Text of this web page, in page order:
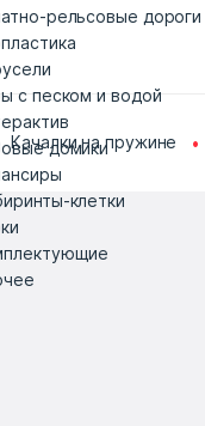
рельсовые дороги
с песком и водой
домики
клетки
Качалки на пружине